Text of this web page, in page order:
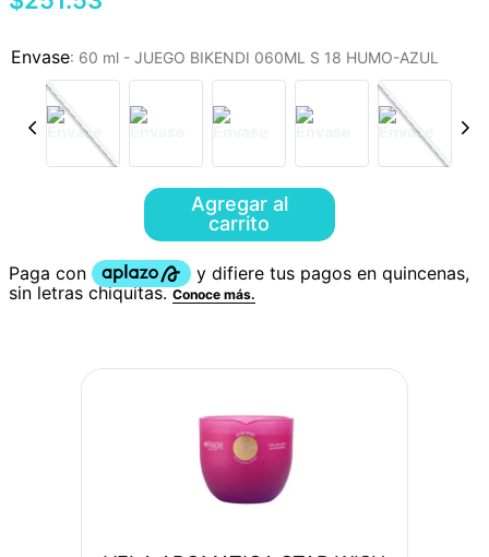
: 60 ml - JUEGO BIKENDI 060ML S 18 HUMO-AZUL
Agregar al
carrito